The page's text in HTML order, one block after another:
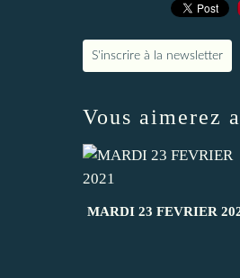
S'inscrire à la newsletter
Vous aimerez
MARDI 23 FEVRIER